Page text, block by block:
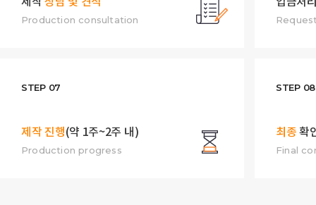
Production consultation
STEP 07
제작 진행(약 1주~2주 내)
Production progress
STEP 08
최종 확
Final